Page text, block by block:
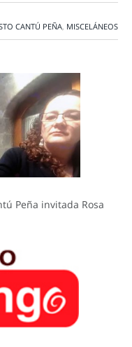
CANTÚ PEÑA, MISCELÁNEOS
Peña invitada Rosa